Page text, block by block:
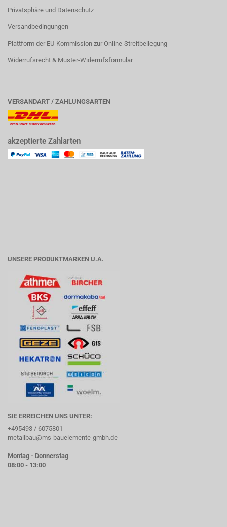
Privatsphäre und Datenschutz
Versandbedingungen
Plattform der EU-Kommission zur Online-Streitbeilegung
Widerrufsrecht & Muster-Widerrufsformular
VERSANDART / ZAHLUNGSARTEN
akzeptierte Zahlarten
UNSERE PRODUKTMARKEN U.A.
SIE ERREICHEN UNS UNTER:
+495493 / 6075801
metallbau@ms-bauelemente-gmbh.de
Montag - Donnerstag
08:00 - 13:00